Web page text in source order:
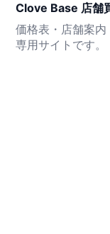
Clove Base 店舗
価格表・店舗案
専用サイトです。